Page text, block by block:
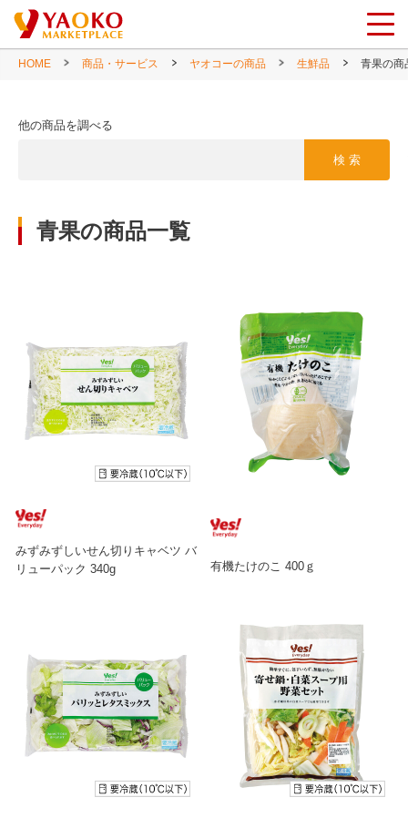
HOME 商品・サービス ヤオコーの商品 生鮮品 青果の商
他の商品を調べる
検 索
青果の商品一覧
みずみずしいせん切りキャベツ バ
リューパック 340g
有機たけのこ 400ｇ